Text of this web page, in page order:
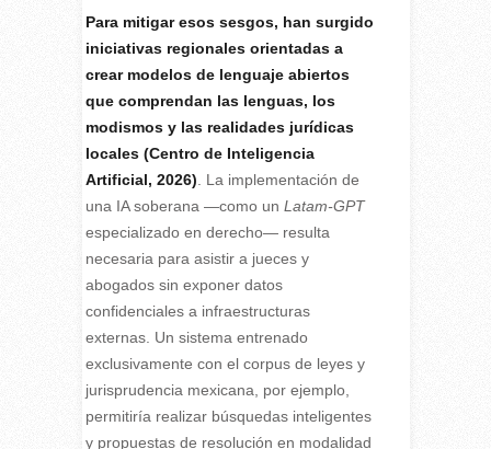
Para mitigar esos sesgos, han surgido
iniciativas regionales orientadas a
crear modelos de lenguaje abiertos
que comprendan las lenguas, los
modismos y las realidades jurídicas
locales (Centro de Inteligencia
Artificial, 2026) . La implementación de
una IA soberana —como un Latam-GPT
especializado en derecho— resulta
necesaria para asistir a jueces y
abogados sin exponer datos
confidenciales a infraestructuras
externas. Un sistema entrenado
exclusivamente con el corpus de leyes y
jurisprudencia mexicana, por ejemplo,
permitiría realizar búsquedas inteligentes
y propuestas de resolución en modalidad